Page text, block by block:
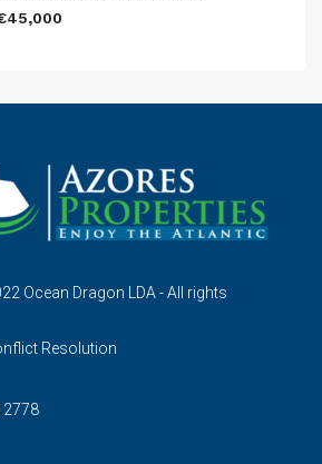
Ocean Dragon LDA - All rights
Resolution